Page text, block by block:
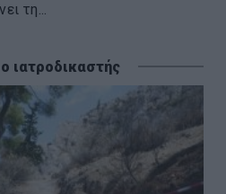
τη...
ιατροδικαστής